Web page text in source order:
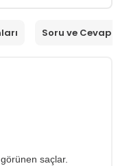
Soru ve Cevap
görünen saçlar.